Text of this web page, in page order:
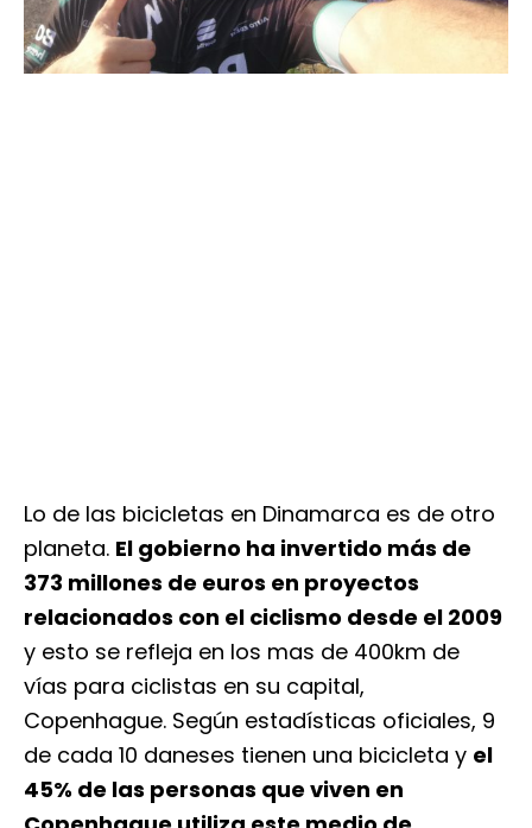
Lo de las bicicletas en Dinamarca es de otro
planeta. El gobierno ha invertido más de
373 millones de euros en proyectos
relacionados con el ciclismo desde el 2009
y esto se refleja en los mas de 400km de
vías para ciclistas en su capital,
Copenhague. Según estadísticas oficiales, 9
de cada 10 daneses tienen una bicicleta y el
45% de las personas que viven en